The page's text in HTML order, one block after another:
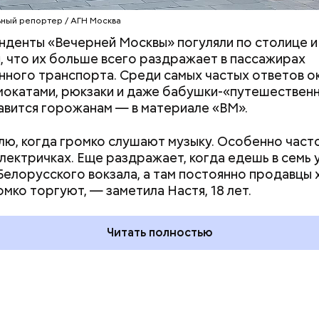
пальцами ног
день
какие
в России
День разглядывания
горизонта и День пьяного
курсанта: какие праздники
отмечают в России и мире 5
августа
репортер / АГН Москва
«Вечерней Москвы» погуляли по столице и
что их больше всего раздражает в пассажирах
транспорта. Среди самых частых ответов
рюкзаки и даже бабушки-
горожанам — в материале «ВМ».
когда громко слушают музыку. Особенно
Еще раздражает, когда едешь в семь
вокзала, а там постоянно продавцы
торгуют, — заметила Настя, 18 лет.
Читать полностью